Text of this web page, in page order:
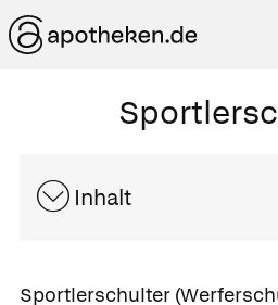
Inhalt
Sportlerschulter